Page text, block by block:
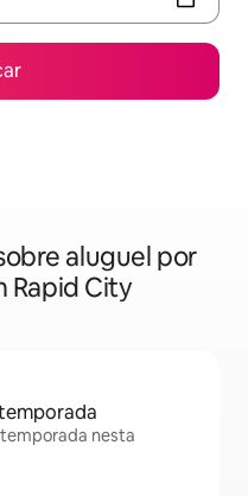
aluguel por
Rapid City
nesta